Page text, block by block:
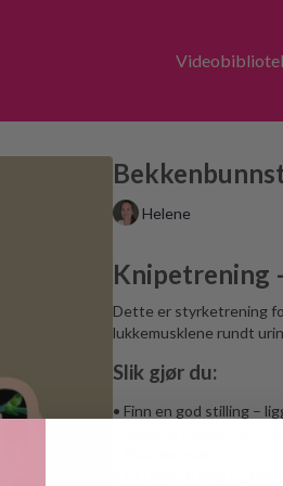
Helene
Knipetrening
Dette er styrketrening
lukkemusklene rundt
Slik gjør du:
• Finn en god stilling –